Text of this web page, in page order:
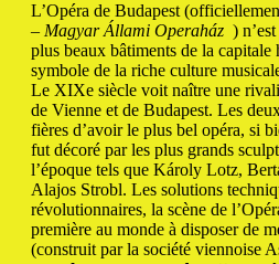
L’Opéra de Budapest
– Magyar Állami Operaház )
plus beaux bâtiments de la capitale
symbole de la riche culture
Le XIXe siècle voit naître une
de Vienne et de Budapest. Les
fières d’avoir le plus bel opéra, si
fut décoré par les plus grands
l’époque tels que Károly Lotz,
Alajos Strobl. Les solutions
révolutionnaires, la scène de
première au monde à disposer de
(construit par la société viennoise